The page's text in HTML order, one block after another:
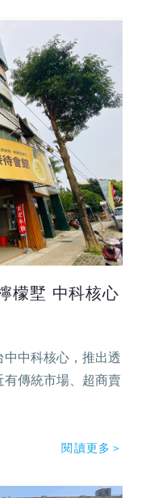
檬墅 中科核心
中科核心，推出透
有傳統市場、超商賣
閱讀更多＞